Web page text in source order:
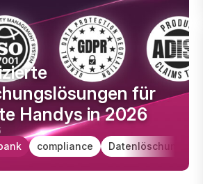
für
für
Handys in 2026
compliance Datenlöschung